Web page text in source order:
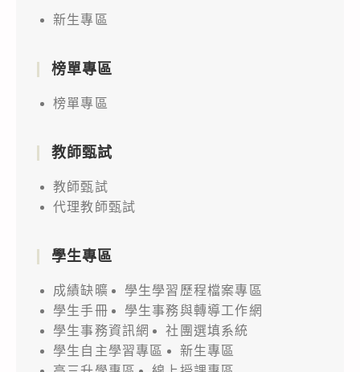
新生專區
榜單專區
榜單專區
教師甄試
教師甄試
代理教師甄試
學生專區
成績缺曠
學生學習歷程檔案專區
學生手冊
學生事務與轉導工作網
學生事務資訊網
社團選填系統
學生自主學習專區
新生專區